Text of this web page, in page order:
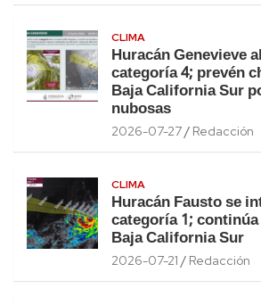
CLIMA
Huracán Genevieve
categoría 4; prevén
Baja California Sur
nubosas
2026-07-27 Redacción
CLIMA
Huracán Fausto se
categoría 1;
Baja California Sur
2026-07-21 Redacción